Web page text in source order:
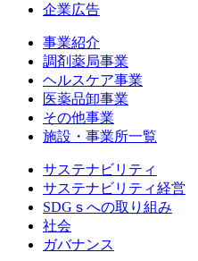
企業広告
事業紹介
調剤薬局事業
ヘルスケア事業
医薬品卸事業
その他事業
施設・事業所一覧
サステナビリティ
サステナビリティ経営
SDGｓへの取り組み
社会
ガバナンス